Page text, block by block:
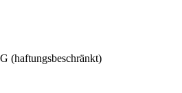
(haftungsbeschränkt)